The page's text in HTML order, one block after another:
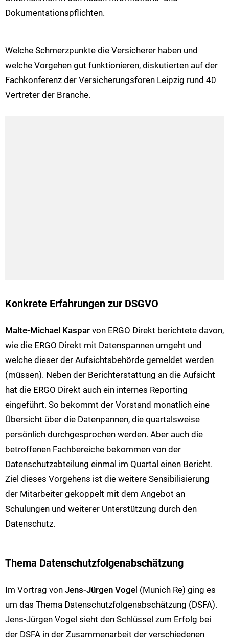
Dokumentationspflichten.
Welche Schmerzpunkte die Versicherer haben und
welche Vorgehen gut funktionieren, diskutierten auf der
Fachkonferenz der Versicherungsforen Leipzig rund 40
Vertreter der Branche.
Konkrete Erfahrungen zur DSGVO
Malte-Michael Kaspar von ERGO Direkt berichtete davon,
wie die ERGO Direkt mit Datenspannen umgeht und
welche dieser der Aufsichtsbehörde gemeldet werden
(müssen). Neben der Berichterstattung an die Aufsicht
hat die ERGO Direkt auch ein internes Reporting
eingeführt. So bekommt der Vorstand monatlich eine
Übersicht über die Datenpannen, die quartalsweise
persönlich durchgesprochen werden. Aber auch die
betroffenen Fachbereiche bekommen von der
Datenschutzabteilung einmal im Quartal einen Bericht.
Ziel dieses Vorgehens ist die weitere Sensibilisierung
der Mitarbeiter gekoppelt mit dem Angebot an
Schulungen und weiterer Unterstützung durch den
Datenschutz.
Thema Datenschutzfolgenabschätzung
Im Vortrag von Jens-Jürgen Voge l (Munich Re) ging es
um das Thema Datenschutzfolgenabschätzung (DSFA).
Jens-Jürgen Vogel sieht den Schlüssel zum Erfolg bei
der DSFA in der Zusammenarbeit der verschiedenen